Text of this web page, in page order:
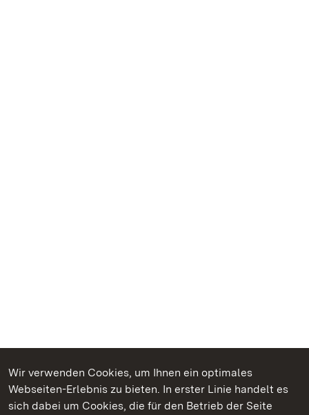
Wir verwenden Cookies, um Ihnen ein optimales
Webseiten-Erlebnis zu bieten. In erster Linie handelt es
sich dabei um Cookies, die für den Betrieb der Seite
Kommen. Staunen. Genießen.